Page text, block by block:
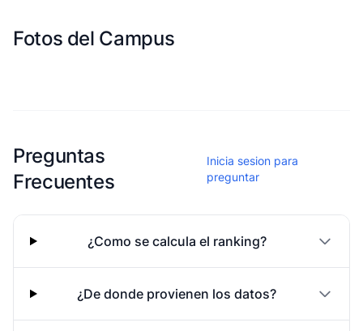
Fotos del Campus
Preguntas
Frecuentes
Inicia sesion para
preguntar
¿Como se calcula el ranking?
¿De donde provienen los datos?